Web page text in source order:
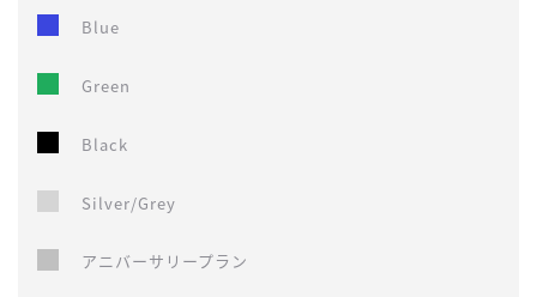
Blue
Green
Black
Silver/Grey
アニバーサリープラン